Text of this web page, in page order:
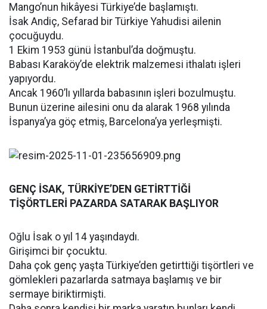
Mango’nun hikâyesi Türkiye’de başlamıştı.
İsak Andiç, Sefarad bir Türkiye Yahudisi ailenin
çocuğuydu.
1 Ekim 1953 günü İstanbul’da doğmuştu.
Babası Karaköy’de elektrik malzemesi ithalatı işleri
yapıyordu.
Ancak 1960’lı yıllarda babasının işleri bozulmuştu.
Bunun üzerine ailesini onu da alarak 1968 yılında
İspanya’ya göç etmiş, Barcelona’ya yerleşmişti.
GENÇ İSAK, TÜRKİYE’DEN GETİRTTİĞİ
TİŞÖRTLERİ PAZARDA SATARAK BAŞLIYOR
Oğlu İsak o yıl 14 yaşındaydı.
Girişimci bir çocuktu.
Daha çok genç yaşta Türkiye’den getirttiği tişörtleri ve
gömlekleri pazarlarda satmaya başlamış ve bir
sermaye biriktirmişti.